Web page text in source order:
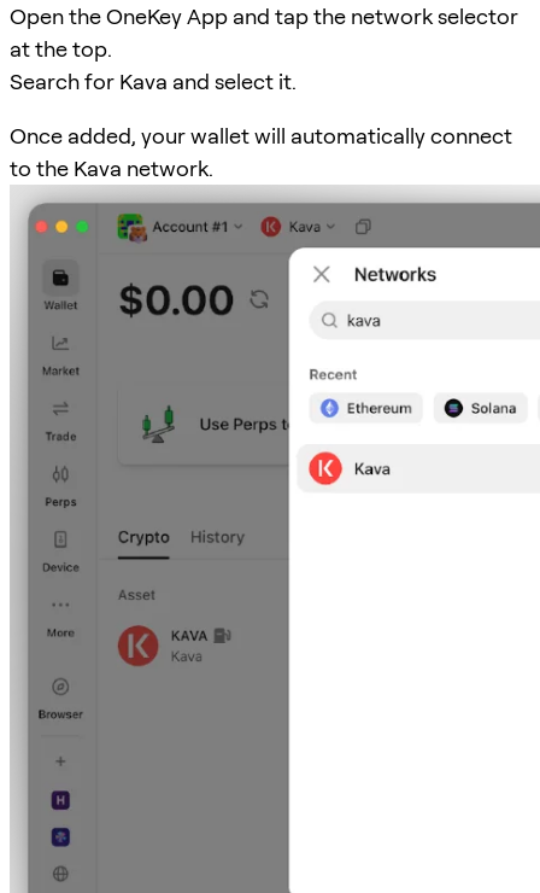
Open the OneKey App and tap the network selector
at the top.
Search for Kava and select it.
Once added, your wallet will automatically connect
to the Kava network.